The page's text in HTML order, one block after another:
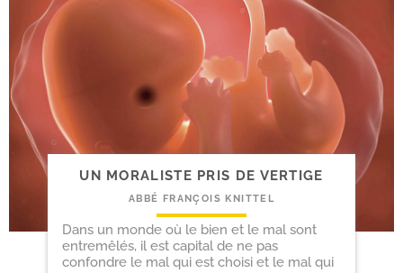
UN MORALISTE PRIS DE VERTIGE
ABBÉ FRANÇOIS KNITTEL
Dans un monde où le bien et le mal sont
entremêlés, il est capital de ne pas
confondre le mal qui est choisi et le mal qui